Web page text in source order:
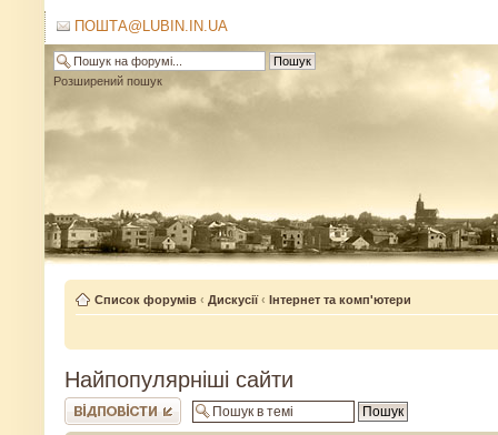
ПОШТА@LUBIN.IN.UA
Розширений пошук
Список форумів ‹ Дискусії ‹ Інтернет та комп'ютери
Найпопулярніші сайти
Відповісти